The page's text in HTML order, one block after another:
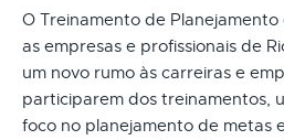
O Treinamento de
as empresas e profissionais de
um novo rumo às carreiras e
participarem dos treinamentos,
foco no planejamento de metas